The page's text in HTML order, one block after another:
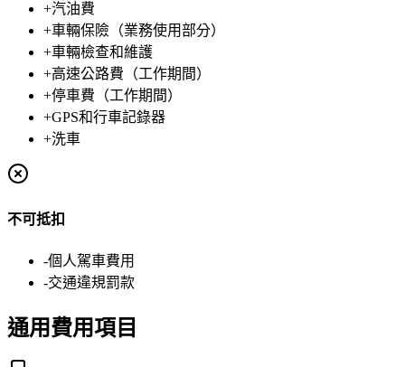
+汽油費
+車輛保險（業務使用部分）
+車輛檢查和維護
+高速公路費（工作期間）
+停車費（工作期間）
+GPS和行車記錄器
+洗車
不可抵扣
-個人駕車費用
-交通違規罰款
通用費用項目